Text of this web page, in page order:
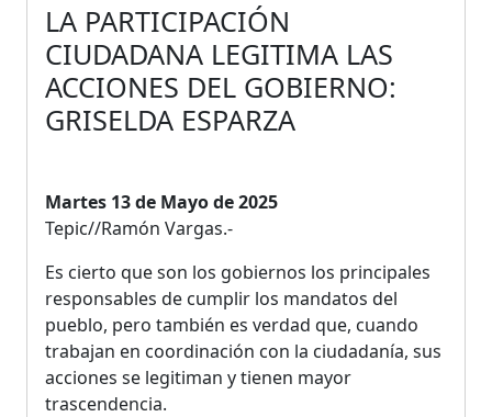
LA PARTICIPACIÓN
CIUDADANA LEGITIMA LAS
ACCIONES DEL GOBIERNO:
GRISELDA ESPARZA
Martes 13 de Mayo de 2025
Tepic//Ramón Vargas.-
Es cierto que son los gobiernos los principales
responsables de cumplir los mandatos del
pueblo, pero también es verdad que, cuando
trabajan en coordinación con la ciudadanía, sus
acciones se legitiman y tienen mayor
trascendencia.